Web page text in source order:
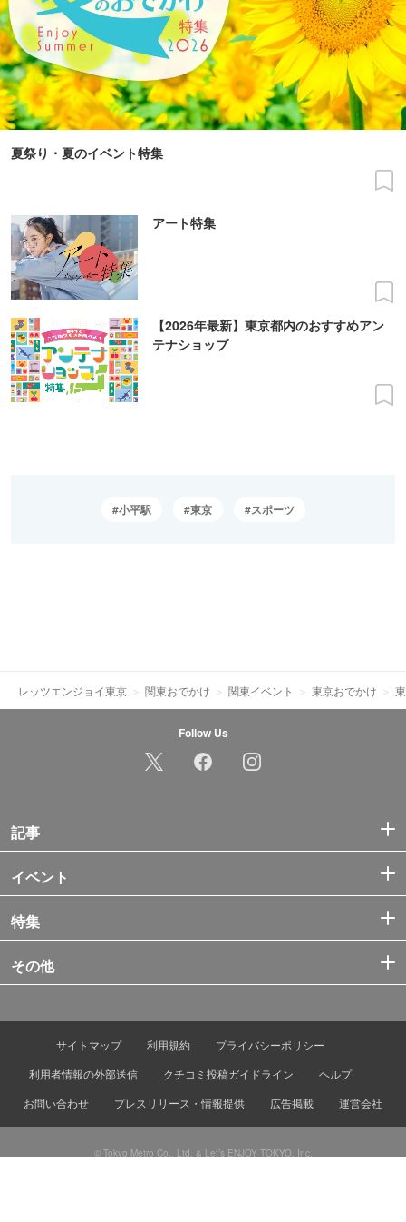
夏祭り・夏のイベント特集
アート特集
【2026年最新】東京都内のおすすめアン
テナショップ
小平駅 東京 スポーツ
レッツエンジョイ東京 関東おでかけ 関東イベント 東京おでかけ
Follow Us
記事
イベント
特集
その他
サイトマップ 利用規約
プライバシーポリシー
利用者情報の外部送信
クチコミ投稿ガイドライン
ヘルプ
お問い合わせ
プレスリリース・情報提供 広告掲載 運営会社
© Tokyo Metro Co., Ltd. & Let’s ENJOY TOKYO, Inc.